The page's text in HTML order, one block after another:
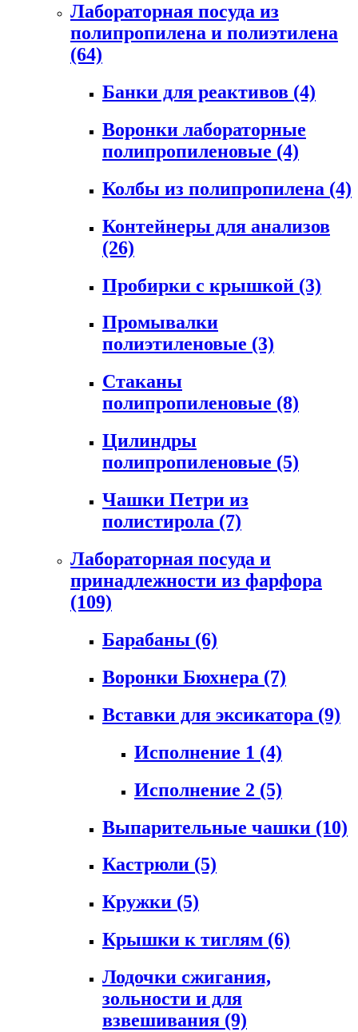
Лабораторная посуда из
полипропилена и полиэтилена
(64)
Банки для реактивов (4)
Воронки лабораторные
полипропиленовые (4)
Колбы из полипропилена (4)
Контейнеры для анализов
(26)
Пробирки с крышкой (3)
Промывалки
полиэтиленовые (3)
Стаканы
полипропиленовые (8)
Цилиндры
полипропиленовые (5)
Чашки Петри из
полистирола (7)
Лабораторная посуда и
принадлежности из фарфора
(109)
Барабаны (6)
Воронки Бюхнера (7)
Вставки для эксикатора (9)
Исполнение 1 (4)
Исполнение 2 (5)
Выпарительные чашки (10)
Кастрюли (5)
Кружки (5)
Крышки к тиглям (6)
Лодочки сжигания,
зольности и для
взвешивания (9)